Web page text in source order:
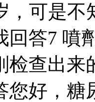
，可是
回答7 噴
检查出来
您好，糖